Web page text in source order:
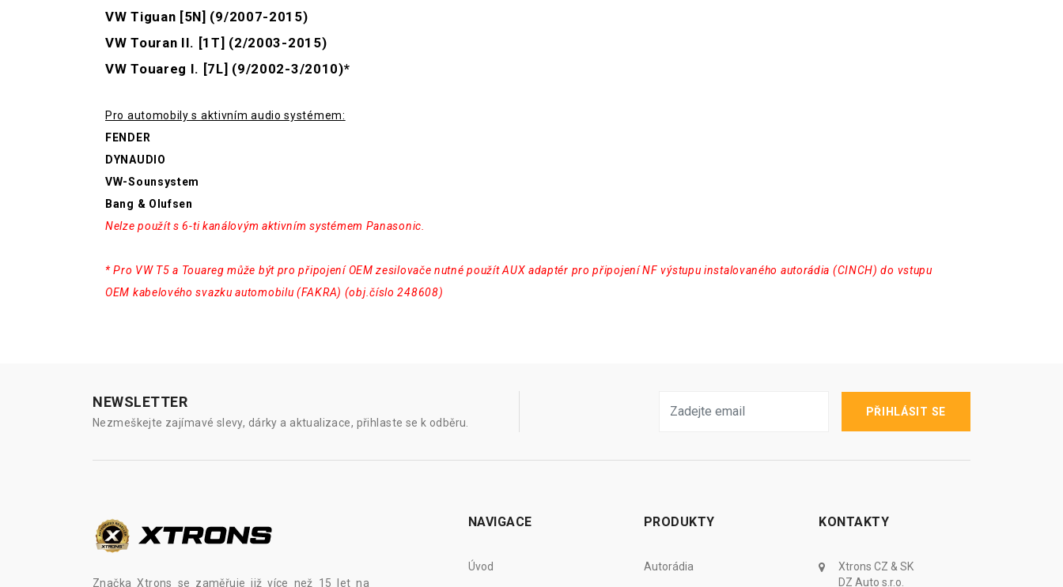
VW Tiguan [5N] (9/2007-2015)
VW Touran II. [1T] (2/2003-2015)
VW Touareg I. [7L] (9/2002-3/2010)*
Pro automobily s aktivním audio systémem:
FENDER
DYNAUDIO
VW-Sounsystem
Bang & Olufsen
Nelze použít s 6-ti kanálovým aktivním systémem Panasonic.
* Pro VW T5 a Touareg může být pro připojení OEM zesilovače nutné použít AUX adaptér pro připojení NF výstupu instalovaného autorádia (CINCH) do vstupu
OEM kabelového svazku automobilu (FAKRA) (obj.číslo 248608)
NEWSLETTER
Nezmeškejte zajímavé slevy, dárky a aktualizace, přihlaste se k odběru.
PŘIHLÁSIT SE
Značka Xtrons se zaměřuje již více než 15 let na
NAVIGACE
Úvod
PRODUKTY
Autorádia
KONTAKTY
Xtrons CZ & SK
DZ Auto s.r.o.